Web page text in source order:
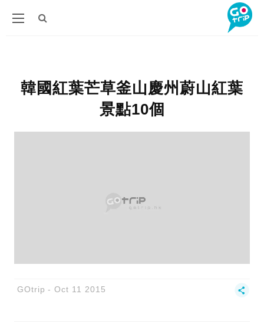
韓國紅葉芒草釜山慶州蔚山紅葉
景點10個
GOtrip Oct 11 2015